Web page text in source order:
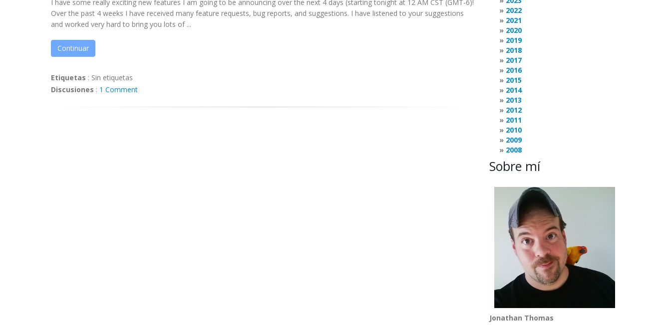
I have some really exciting new features I am going to be announcing over the next 4 days (starting tonight at 12 AM CST (GMT-6)!
Over the past 4 weeks I have received many feature requests, bug reports, and suggestions. I have listened to your suggestions
and worked very hard to bring you lots of ...
Continuar
Etiquetas : Sin etiquetas
Discusiones : 1 Comment
2022
2021
2020
2019
2018
2017
2016
2015
2014
2013
2012
2011
2010
2009
2008
Sobre mí
Jonathan Thomas